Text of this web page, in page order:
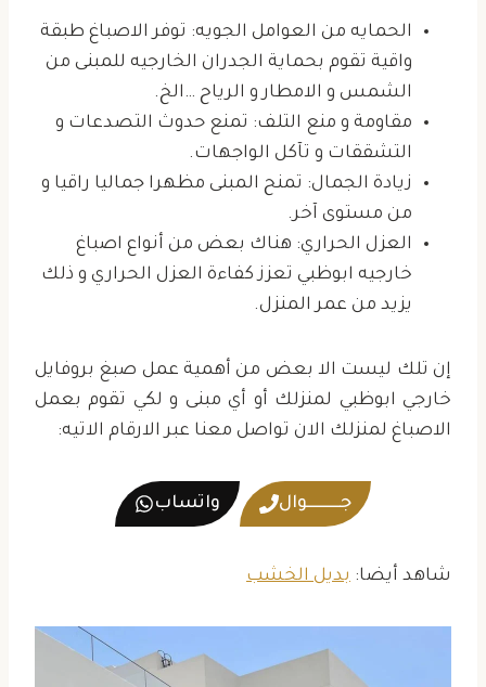
الحمايه من العوامل الجويه: توفر الاصباغ طبقة
واقية تقوم بحماية الجدران الخارجيه للمبنى من
الشمس و الامطار و الرياح …الخ.
مقاومة و منع التلف: تمنع حدوث التصدعات و
التشققات و تآكل الواجهات.
زيادة الجمال: تمنح المبنى مظهرا جماليا راقيا و
من مستوى آخر.
العزل الحراري: هناك بعض من أنواع اصباغ
خارجيه ابوظبي تعزز كفاءة العزل الحراري و ذلك
يزيد من عمر المنزل.
إن تلك ليست الا بعض من أهمية عمل صبغ بروفايل
خارجي ابوظبي لمنزلك أو أي مبنى و لكي تقوم بعمل
الاصباغ لمنزلك الان تواصل معنا عبر الارقام الاتيه:
جــــــــــوال واتساب
شاهد أيضا: بديل الخشب